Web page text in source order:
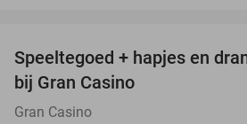
Speeltegoed + hapjes en
bij Gran Casino
Gran Casino